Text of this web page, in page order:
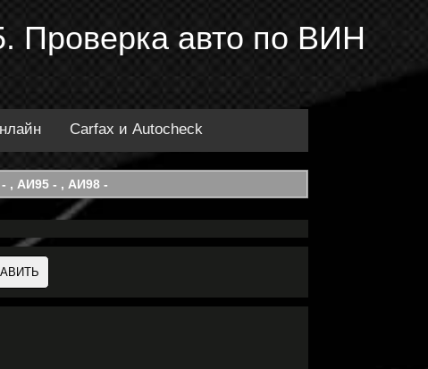
Проверка авто по ВИН
Carfax и Autocheck
, АИ95 - , АИ98 -